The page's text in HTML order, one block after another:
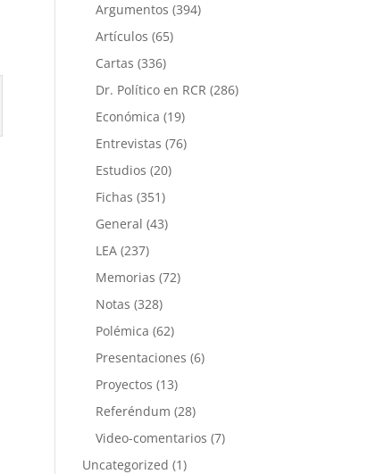
Argumentos (394)
Artículos (65)
Cartas (336)
Dr. Político en RCR (286)
Económica (19)
Entrevistas (76)
Estudios (20)
Fichas (351)
General (43)
LEA (237)
Memorias (72)
Notas (328)
Polémica (62)
Presentaciones (6)
Proyectos (13)
Referéndum (28)
Video-comentarios (7)
Uncategorized (1)